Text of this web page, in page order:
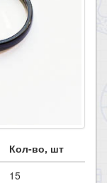
Кол-во, шт
15